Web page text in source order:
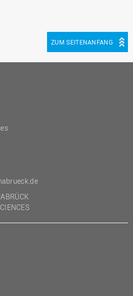
ZUM SEITENANFANG